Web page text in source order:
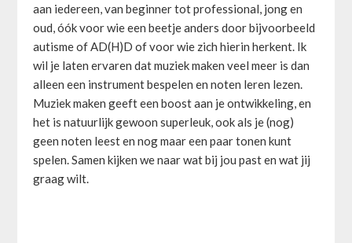
aan iedereen, van beginner tot professional, jong en
oud, óók voor wie een beetje anders door bijvoorbeeld
autisme of AD(H)D of voor wie zich hierin herkent. Ik
wil je laten ervaren dat muziek maken veel meer is dan
alleen een instrument bespelen en noten leren lezen.
Muziek maken geeft een boost aan je ontwikkeling, en
het is natuurlijk gewoon superleuk, ook als je (nog)
geen noten leest en nog maar een paar tonen kunt
spelen. Samen kijken we naar wat bij jou past en wat jij
graag wilt.